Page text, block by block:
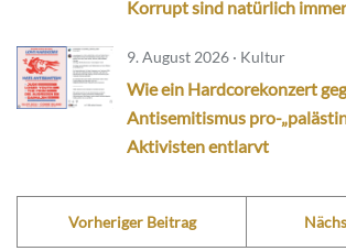
Korrupt sind natürlich
9. August 2026 · Kultur
Wie ein Hardcorekonzert
Antisemitismus pro-
Aktivisten entlarvt
Vorheriger Beitrag